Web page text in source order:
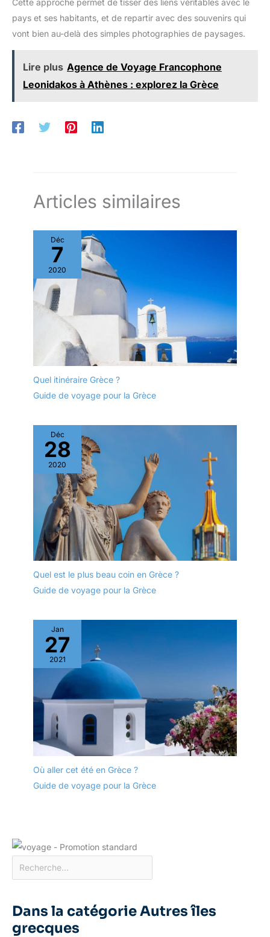
Cette approche permet de tisser des liens véritables avec le
pays et ses habitants, et de repartir avec des souvenirs qui
vont bien au-delà des simples photographies de paysages.
Lire plus Agence de Voyage Francophone
Leonidakos à Athènes : explorez la Grèce
Articles similaires
Déc
7
2020
Quel itinéraire Grèce ?
Guide de voyage pour la Grèce
Déc
28
2020
Quel est le plus beau coin en Grèce ?
Guide de voyage pour la Grèce
Jan
27
2021
Où aller cet été en Grèce ?
Guide de voyage pour la Grèce
Dans la catégorie Autres îles
grecques